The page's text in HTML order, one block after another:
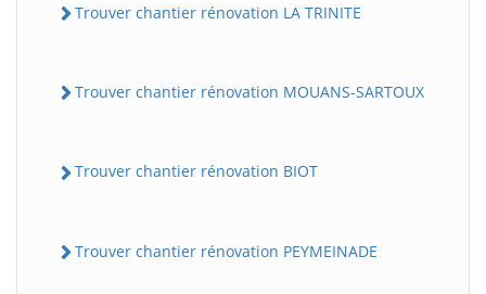
Trouver chantier rénovation LA TRINITE
Trouver chantier rénovation MOUANS-SARTOUX
Trouver chantier rénovation BIOT
Trouver chantier rénovation PEYMEINADE